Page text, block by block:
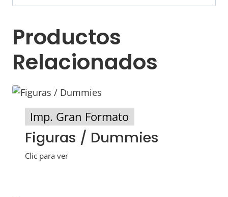
Productos
Relacionados
Imp. Gran Formato
Figuras / Dummies
Clic para ver